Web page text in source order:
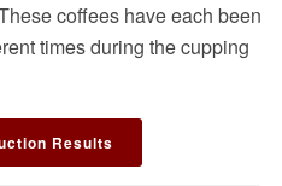
coffees have each been
times during the cupping
Results